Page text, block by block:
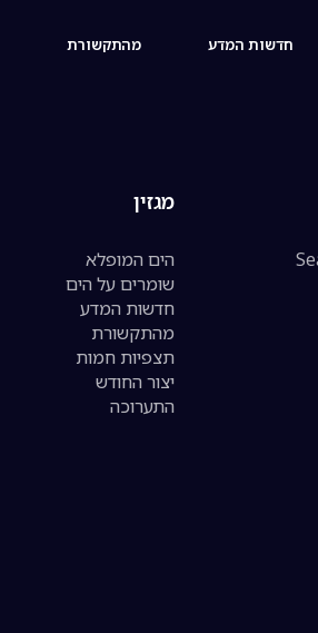
חדשות המדע מהתקשורת
מגזין
הים המופלא
שומרים על הים
חדשות המדע
מהתקשורת
תצפיות חמות
יצור החודש
התערוכה